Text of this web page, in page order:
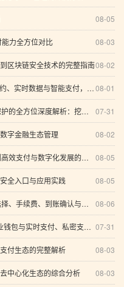
08-05
08-03
力全方位对比
08-02
区块链安全技术的完整指南
08-01
能支付，构建可信数字应用入口
07-31
析：挖矿收益与信息化创新趋势
08-02
字金融生态管理
08-05
与数字化发展的全方位解析
08-05
全入口与应用实践
08-06
、到账确认与质押安全解析
07-31
、私密支付、浏览器与网络传输
08-03
付生态的完整解析
08-03
中心化生态的综合分析